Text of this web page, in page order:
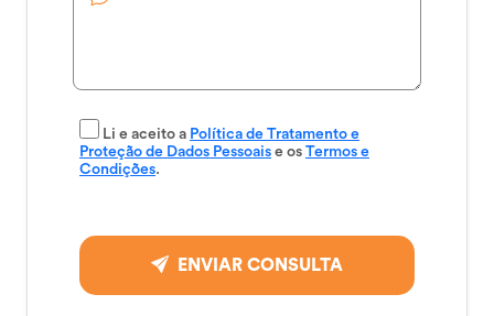
Li e aceito a Política de Tratamento e
Proteção de Dados Pessoais e os Termos e
Condições.
ENVIAR CONSULTA